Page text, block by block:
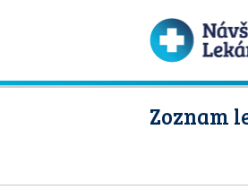
Zoznam